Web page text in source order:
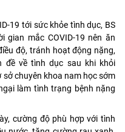
19 tới sức khỏe tình dục, BS
gian mắc COVID-19 nên ăn
độ, tránh hoạt động nặng,
đề về tình dục sau khi khỏi
sở chuyên khoa nam học sớm
làm tình trạng bệnh nặng
cường độ phù hợp với tình